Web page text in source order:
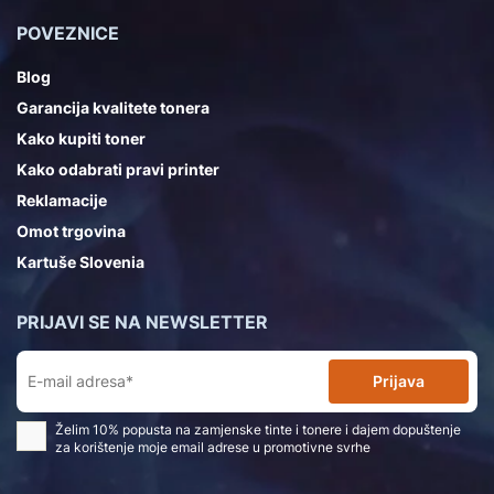
POVEZNICE
Blog
Garancija kvalitete tonera
Kako kupiti toner
Kako odabrati pravi printer
Reklamacije
Omot trgovina
Kartuše Slovenia
PRIJAVI SE NA NEWSLETTER
Prijava
Želim 10% popusta na zamjenske tinte i tonere i dajem dopuštenje
za korištenje moje email adrese u promotivne svrhe